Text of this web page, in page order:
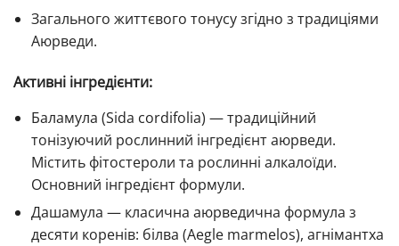
Загального життєвого тонусу згідно з традиціями
Аюрведи.
Активні інгредієнти:
Баламула (Sida cordifolia) — традиційний
тонізуючий рослинний інгредієнт аюрведи.
Містить фітостероли та рослинні алкалоїди.
Основний інгредієнт формули.
Дашамула — класична аюрведична формула з
десяти коренів: білва (Aegle marmelos), агнімантха